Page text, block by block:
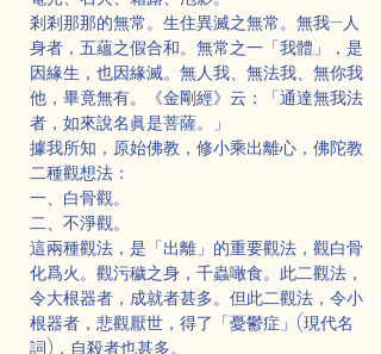
剎剎那那的無常。生住異滅之無常。無我—人
身者，五蘊之假合和。無常之一「我體」，是
因緣生，也因緣滅。無人我、無法我、無你我
他，畢竟無有。《金剛經》云：「通達無我法
者，如來說名眞是菩薩。」
據我所知，原始佛教，修小乘出離心，佛陀教
二種觀想法：
一、白骨觀。
二、不淨觀。
這兩種觀法，是「出離」的重要觀法，觀白骨
化爲火。觀污穢之身，千蟲噉食。此二觀法，
令大根器者，成就者甚多。但此二觀法，令小
根器者，悲觀厭世，得了「憂鬱症」(現代名
詞)，自殺者也甚多。